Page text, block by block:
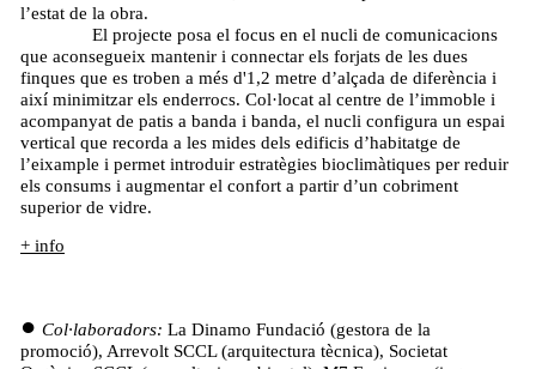
l’estat de la obra.
El projecte posa el focus en el nucli de comunicacions
que aconsegueix mantenir i connectar els forjats de les dues
finques que es troben a més d'1,2 metre d’alçada de diferència i
així minimitzar els enderrocs. Col·locat al centre de l’immoble i
acompanyat de patis a banda i banda, el nucli configura un espai
vertical que recorda a les mides dels edificis d’habitatge de
l’eixample i permet introduir estratègies bioclimàtiques per reduir
els consums i augmentar el confort a partir d’un cobriment
superior de vidre.
+ info
Col·laboradors: La Dinamo Fundació (gestora de la
promoció), Arrevolt SCCL (arquitectura tècnica), Societat